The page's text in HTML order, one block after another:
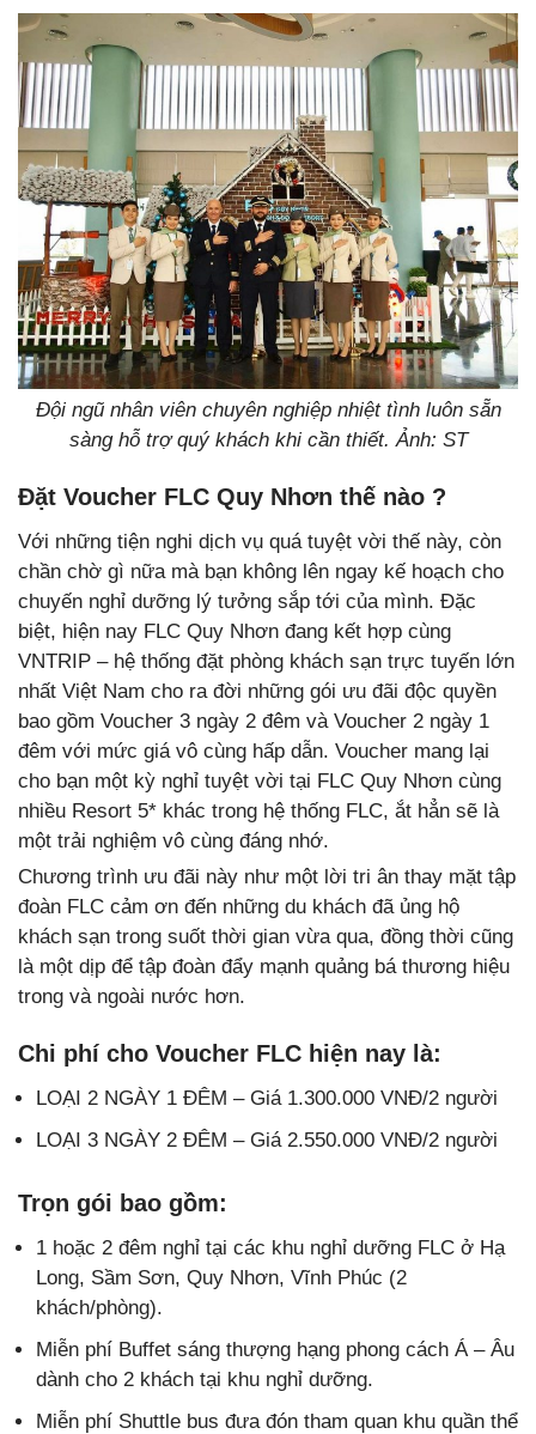
Đội ngũ nhân viên chuyên nghiệp nhiệt tình luôn sẵn
sàng hỗ trợ quý khách khi cần thiết. Ảnh: ST
Đặt Voucher FLC Quy Nhơn thế nào ?
Với những tiện nghi dịch vụ quá tuyệt vời thế này, còn
chần chờ gì nữa mà bạn không lên ngay kế hoạch cho
chuyến nghỉ dưỡng lý tưởng sắp tới của mình. Đặc
biệt, hiện nay FLC Quy Nhơn đang kết hợp cùng
VNTRIP – hệ thống đặt phòng khách sạn trực tuyến lớn
nhất Việt Nam cho ra đời những gói ưu đãi độc quyền
bao gồm Voucher 3 ngày 2 đêm và Voucher 2 ngày 1
đêm với mức giá vô cùng hấp dẫn. Voucher mang lại
cho bạn một kỳ nghỉ tuyệt vời tại FLC Quy Nhơn cùng
nhiều Resort 5* khác trong hệ thống FLC, ắt hẳn sẽ là
một trải nghiệm vô cùng đáng nhớ.
Chương trình ưu đãi này như một lời tri ân thay mặt tập
đoàn FLC cảm ơn đến những du khách đã ủng hộ
khách sạn trong suốt thời gian vừa qua, đồng thời cũng
là một dịp để tập đoàn đẩy mạnh quảng bá thương hiệu
trong và ngoài nước hơn.
Chi phí cho Voucher FLC hiện nay là:
LOẠI 2 NGÀY 1 ĐÊM – Giá 1.300.000 VNĐ/2 người
LOẠI 3 NGÀY 2 ĐÊM – Giá 2.550.000 VNĐ/2 người
Trọn gói bao gồm:
1 hoặc 2 đêm nghỉ tại các khu nghỉ dưỡng FLC ở Hạ
Long, Sầm Sơn, Quy Nhơn, Vĩnh Phúc (2
khách/phòng).
Miễn phí Buffet sáng thượng hạng phong cách Á – Âu
dành cho 2 khách tại khu nghỉ dưỡng.
Miễn phí Shuttle bus đưa đón tham quan khu quần thể